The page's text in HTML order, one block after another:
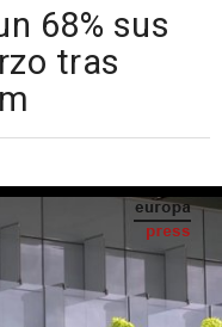
68% sus
tras